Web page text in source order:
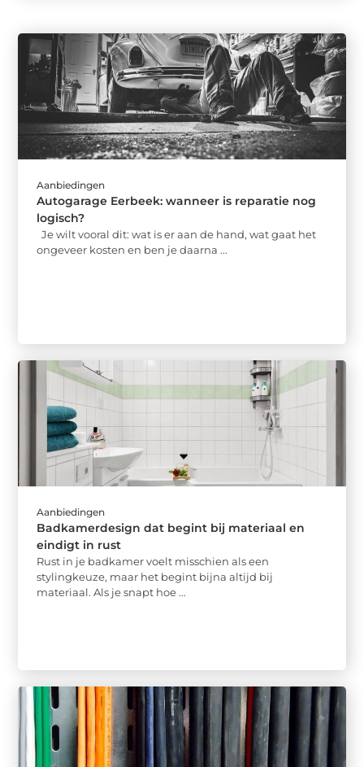
Aanbiedingen
Autogarage Eerbeek: wanneer is reparatie nog
logisch?
Je wilt vooral dit: wat is er aan de hand, wat gaat het
ongeveer kosten en ben je daarna ...
Aanbiedingen
Badkamerdesign dat begint bij materiaal en
eindigt in rust
Rust in je badkamer voelt misschien als een
stylingkeuze, maar het begint bijna altijd bij
materiaal. Als je snapt hoe ...